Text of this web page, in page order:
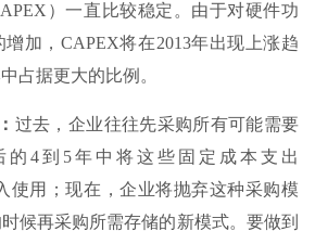
）一直比较稳定。由于对硬件功
加，CAPEX将在2013年出现上涨趋
占据更大的比例。
过去，企业往往先采购所有可能需要
的4到5年中将这些固定成本支出
使用；现在，企业将抛弃这种采购模
候再采购所需存储的新模式。要做到